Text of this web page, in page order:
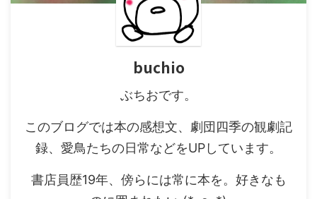
buchio
ぶちおです。
このブログでは本の感想文、劇団四季の観劇記
録、愛鳥たちの日常などをUPしています。
書店員歴19年、傍らには常に本を。好きなも